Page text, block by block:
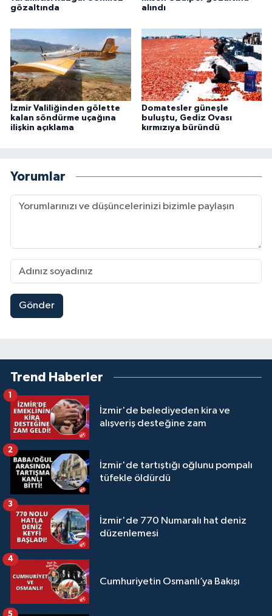
gözaltında
alındı
İzmir Valiliğinden gölette
kalan söndürme uçağına
ilişkin açıklama
Domatesler güneşle
buluştu, Gediz Ovası
kırmızıya büründü
Yorumlar
Gönder
Trend Haberler
İzmir'de belediyeden kira ve
alışveriş desteğine zam
1
İzmir'de tartıştığı oğlunu pompalı
tüfekle öldürdü
2
İzmir'de 770 Numaralı hat deniz
düzenlemesi
3
Cumhuriyetin Osmanlı’ya Bakışı
4
5